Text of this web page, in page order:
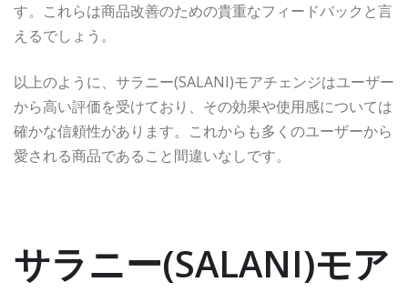
す。これらは商品改善のための貴重なフィードバックと言
えるでしょう。
以上のように、サラニー(SALANI)モアチェンジはユーザー
から高い評価を受けており、その効果や使用感については
確かな信頼性があります。これからも多くのユーザーから
愛される商品であること間違いなしです。
サラニー(SALANI)モア